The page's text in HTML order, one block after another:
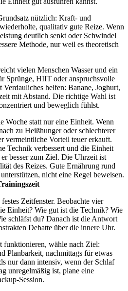
nützlich: Kraft- und
qualitativ gute Reize. Wenn
deutlich senkt oder Schwindel
Methode, nur weil es theoretisch
vielen Menschen Wasser und ein
Sprünge, HIIT oder anspruchsvolle
helfen: Banane, Joghurt,
mit Abstand. Die richtige Wahl ist
und beweglich fühlst.
Woche statt nur eine Einheit. Wenn
zu Heißhunger oder schlechterer
vermeintliche Vorteil teuer erkauft.
Technik verbessert und die Einheit
besser zum Ziel. Die Uhrzeit ist
des Reizes. Gute Ernährung rund
nicht eine Regel beweisen.
Zeitfenster. Beobachte vier
Einheit? Wie gut ist die Technik? Wie
schläfst du? Danach ist die Antwort
Debatte über die innere Uhr.
funktionieren, wähle nach Ziel:
Planbarkeit, nachmittags für etwas
nur dann intensiv, wenn der Schlaf
unregelmäßig ist, plane eine
Session.